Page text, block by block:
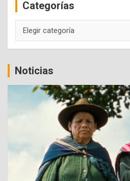
Categorías
Noticias